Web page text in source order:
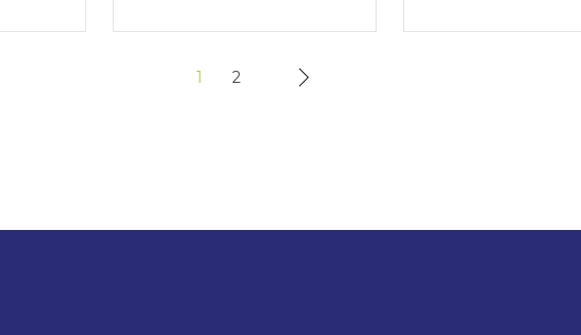
1 2